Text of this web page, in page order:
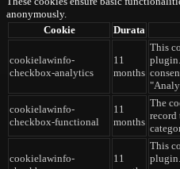
anonymously.
Cookie
Durata
cookielawinfo-
checkbox-analytics
11
months
This
cookielawinfo-
checkbox-functional
11
months
The
record
cookielawinfo-
11
This